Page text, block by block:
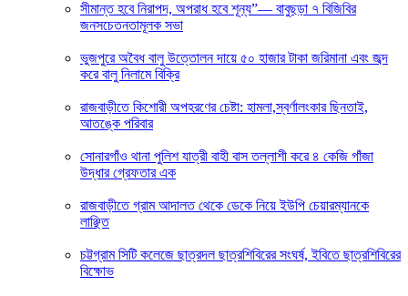
সীমান্ত হবে নিরাপদ, অপরাধ হবে শূন্য”— বাবুছড়া ৭ বিজিবির
জনসচেতনতামূলক সভা
ভুজপুরে অবৈধ বালু উত্তোলন দায়ে ৫০ হাজার টাকা জরিমানা এবং জব্দ
করে বালু নিলামে বিক্রি
রাজবাড়ীতে কিশোরী অপহরণের চেষ্টা: হামলা,স্বর্ণালংকার ছিনতাই,
আতঙ্কে পরিবার
সোনারগাঁও থানা পুলিশ যাত্রী বাহী বাস তল্লাশী করে ৪ কেজি গাঁজা
উদ্ধার গ্রেফতার এক
রাজবাড়ীতে গ্রাম আদালত থেকে ডেকে নিয়ে ইউপি চেয়ারম্যানকে
লাঞ্ছিত
চট্টগ্রাম সিটি কলেজে ছাত্রদল ছাত্রশিবিরের সংঘর্ষ, ইবিতে ছাত্রশিবিরের
বিক্ষোভ